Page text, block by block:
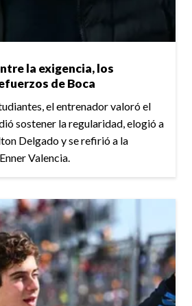
la exigencia, los
de Boca
el entrenador valoró el
sostener la regularidad, elogió a
Delgado y se refirió a la
Valencia.